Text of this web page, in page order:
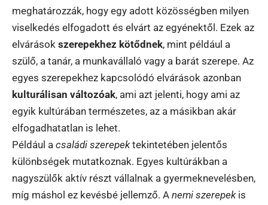
meghatározzák, hogy egy adott közösségben milyen
viselkedés elfogadott és elvárt az egyénektől. Ezek az
elvárások szerepekhez kötődnek, mint például a
szülő, a tanár, a munkavállaló vagy a barát szerepe. Az
egyes szerepekhez kapcsolódó elvárások azonban
kulturálisan változóak, ami azt jelenti, hogy ami az
egyik kultúrában természetes, az a másikban akár
elfogadhatatlan is lehet.
Például a családi szerepektekintetében jelentős
különbségek mutatkoznak. Egyes kultúrákban a
nagyszülők aktív részt vállalnak a gyermeknevelésben,
míg máshol ez kevésbé jellemző. A nemi szerepekis